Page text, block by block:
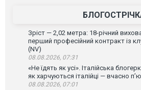
Зріст — 2,02 метра: 18-річний
перший професійний контракт із
(NV)
08.08.2026, 07:31
«Не їдять як усі». Італійська
як харчуються італійці — вчасно
08.08.2026, 07:01